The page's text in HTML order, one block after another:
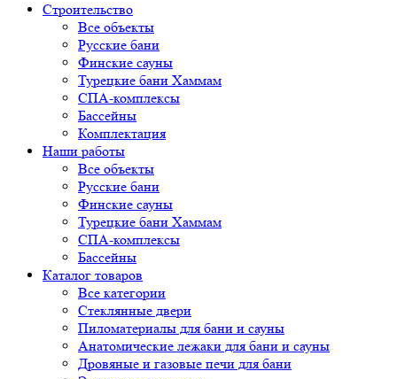
Строительство
Все объекты
Русские бани
Финские сауны
Турецкие бани Хаммам
СПА-комплексы
Бассейны
Комплектация
Наши работы
Все объекты
Русские бани
Финские сауны
Турецкие бани Хаммам
СПА-комплексы
Бассейны
Каталог товаров
Все категории
Стеклянные двери
Пиломатериалы для бани и сауны
Анатомические лежаки для бани и сауны
Дровяные и газовые печи для бани